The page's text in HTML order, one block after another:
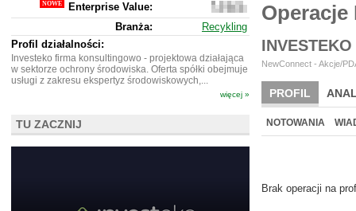
Operacje
NewConnect - Akcje/
PROFIL
BR LAB
NOTOWANIA
Brak operacji na
Enterprise Value:
13
233
432
Branża:
Recykling
Profil działalności:
Investeko firma konsultingowo - projektowa działająca
w sektorze ochrony środowiska. Oferta spółki obejmuje
usługi z zakresu ekspertyz środowiskowych,...
więcej »
TU ZACZNIJ